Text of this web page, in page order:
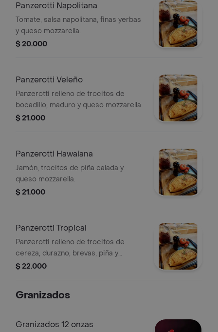
Panzerotti Napolitana
Tomate, salsa napolitana, finas yerbas
y queso mozzarella.
$ 20.000
Panzerotti Veleño
Panzerotti relleno de trocitos de
bocadillo, maduro y queso mozzarella.
$ 21.000
Panzerotti Hawaiana
Jamón, trocitos de piña calada y
queso mozzarella.
$ 21.000
Panzerotti Tropical
Panzerotti relleno de trocitos de
cereza, durazno, brevas, piña y
mozzarella.
$ 22.000
Granizados
Granizados 12 onzas